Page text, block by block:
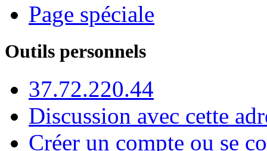
Page spéciale
Outils personnels
37.72.220.44
Discussion avec cette
Créer un compte ou se